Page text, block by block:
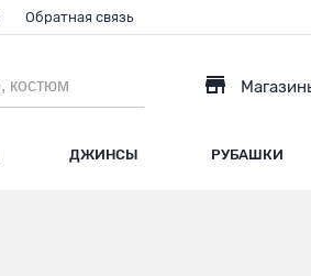
ДЖИНСЫ РУБАШКИ
Обратная связь